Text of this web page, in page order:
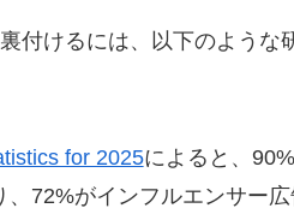
付けるには、以下のような
for 2025によると、
72%がインフルエンサー